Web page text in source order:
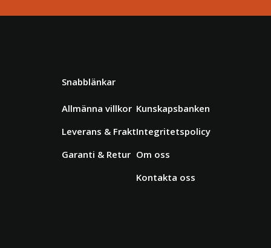
Snabblänkar
Allmänna villkor
Leverans & Frakt
Garanti & Retur
Kunskapsbanken
Integritetspolicy
Om oss
Kontakta oss